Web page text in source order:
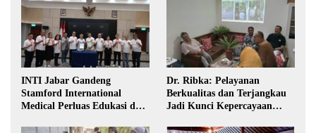
INTI Jabar Gandeng
Stamford International
Medical Perluas Edukasi dan
Dr. Ribka: Pelayanan
Berkualitas dan Terjangkau
Jadi Kunci Kepercayaan